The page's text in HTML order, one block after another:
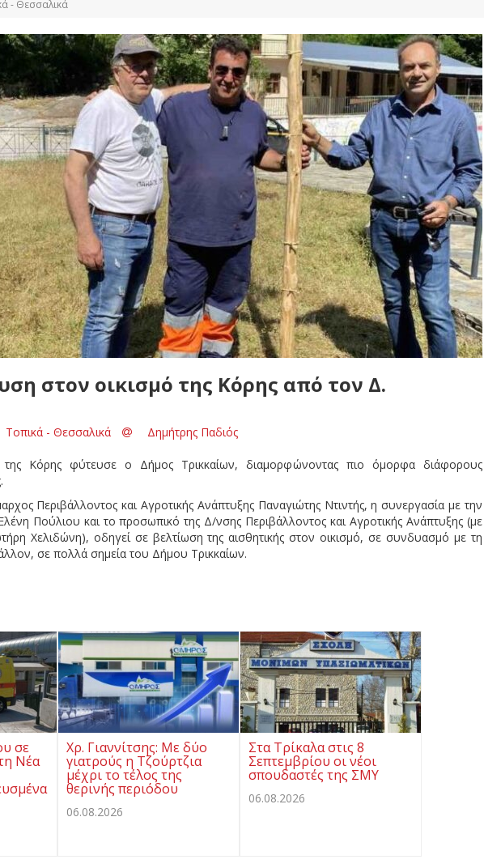
- Θεσσαλικά
στον οικισμό της Κόρης από τον Δ.
Τοπικά - Θεσσαλικά Δημήτρης Παδιός
της Κόρης φύτευσε ο Δήμος Τρικκαίων, διαμορφώνοντας πιο όμορφα διάφορους
Περιβάλλοντος και Αγροτικής Ανάπτυξης Παναγιώτης Ντιντής, η συνεργασία με την
Πούλιου και το προσωπικό της Δ/νσης Περιβάλλοντος και Αγροτικής Ανάπτυξης (με
Χελιδώνη), οδηγεί σε βελτίωση της αισθητικής στον οικισμό, σε συνδυασμό με τη
σε πολλά σημεία του Δήμου Τρικκαίων.
σε
Νέα
Χρ. Γιαννίτσης: Με δύο
γιατρούς η Τζούρτζια
μέχρι το τέλος της
θερινής περιόδου
06.08.2026
Στα Τρίκαλα στις 8
Σεπτεμβρίου οι νέοι
σπουδαστές της ΣΜΥ
06.08.2026